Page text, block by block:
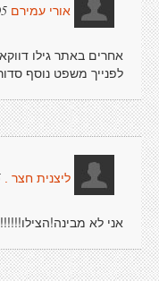
אורי עמירם
אחרים באתר גילו
לפנייך משפט נוסף
ליצנית חצר .
אני לא